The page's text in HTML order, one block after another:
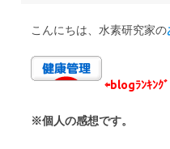
こんにちは、水素研究家の
⇦blogﾗﾝｷﾝｸﾞ
※個人の感想です。